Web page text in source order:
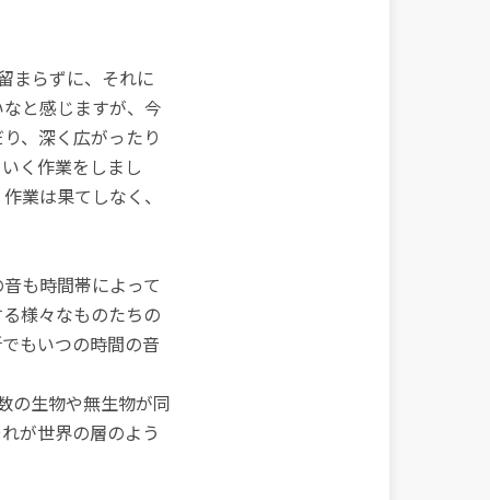
まらずに、それに
と感じますが、今
、深く広がったり
く作業をしまし
業は果てしなく、
も時間帯によって
様々なものたちの
もいつの時間の音
の生物や無生物が同
が世界の層のよう